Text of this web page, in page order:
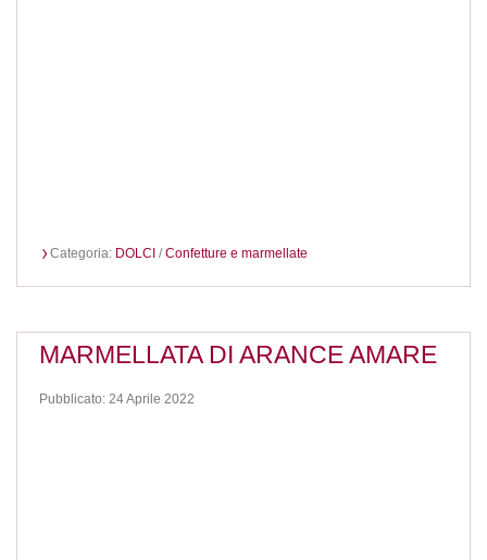
Categoria: DOLCI /Confetture e marmellate
MARMELLATA DI ARANCE AMARE
Pubblicato: 24 Aprile 2022